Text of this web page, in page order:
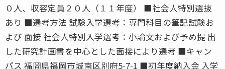
０人、収容定員２０人（１１年度） ■社会人特別選抜
あり ■選考方法 試験入学選考：専門科目の筆記試験お
よび 面接 社会人特別入学選考：小論文および予め提 出
した研究計画書を中心とした面接により選考 ■キャン
パス 福岡県福岡市城南区別府5-7-1 ■初年度納入金 入学